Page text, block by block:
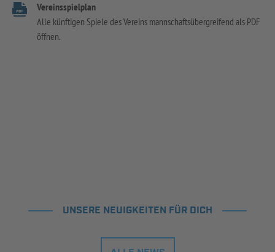
Vereinsspielplan
Alle künftigen Spiele des Vereins mannschaftsübergreifend als PDF
öffnen.
UNSERE NEUIGKEITEN FÜR DICH